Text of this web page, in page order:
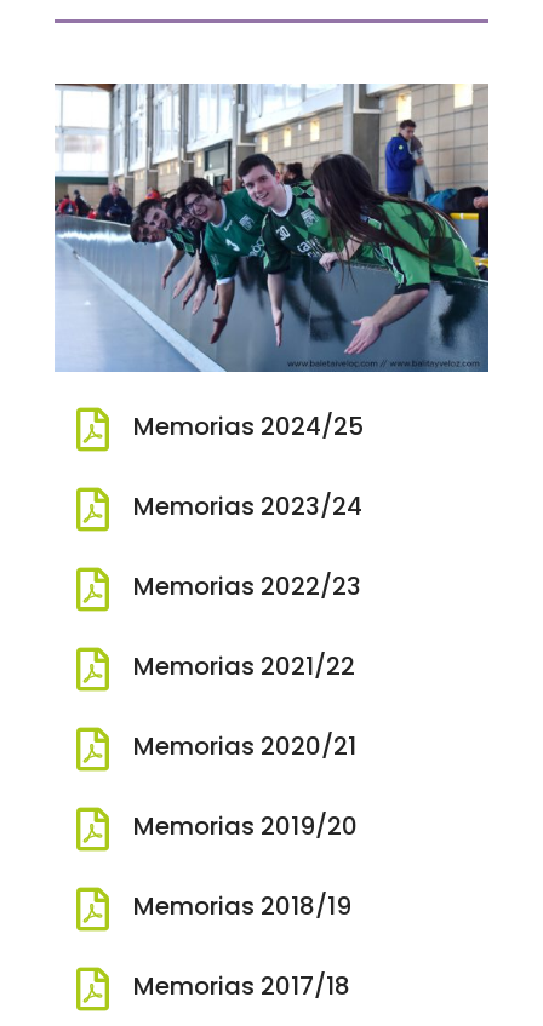
 Memorias 2024/25
 Memorias 2023/24
 Memorias 2022/23
 Memorias 2021/22
 Memorias 2020/21
 Memorias 2019/20
 Memorias 2018/19
 Memorias 2017/18